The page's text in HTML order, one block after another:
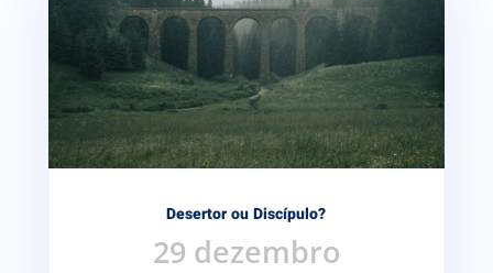
Desertor ou Discípulo?
29 dezembro